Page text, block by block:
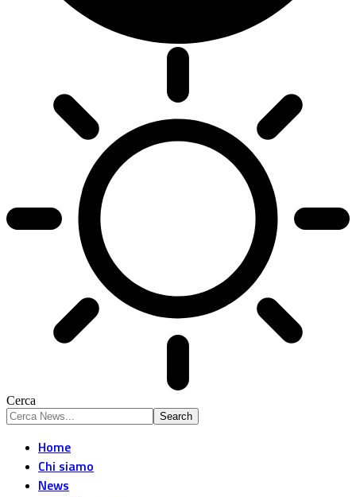
Cerca
Home
Chi siamo
News